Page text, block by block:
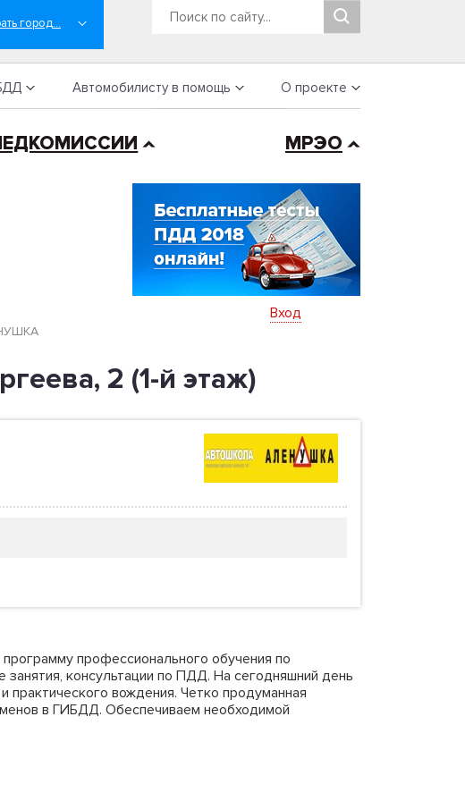
Автомобилисту в помощь О проекте
МРЭО
Вход
2 (1-й этаж)
профессионального обучения по
занятия, консультации по ПДД. На сегодняшний день
вождения. Четко продуманная
в ГИБДД. Обеспечиваем необходимой